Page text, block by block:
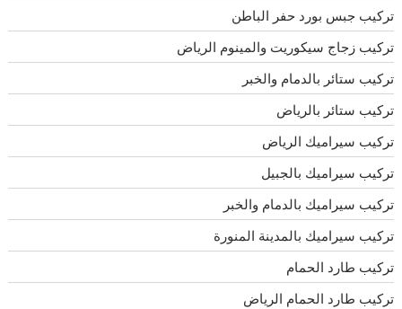
تركيب جبس بورد حفر الباطن
تركيب زجاج سيكوريت والمينوم الرياض
تركيب ستائر بالدمام والخبر
تركيب ستائر بالرياض
تركيب سيراميك الرياض
تركيب سيراميك بالجبيل
تركيب سيراميك بالدمام والخبر
تركيب سيراميك بالمدينة المنورة
تركيب طارد الحمام
تركيب طارد الحمام الرياض